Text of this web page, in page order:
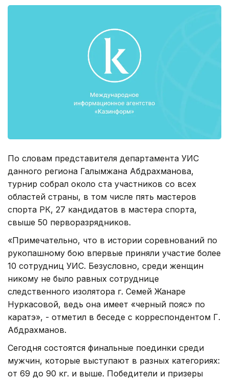
По словам представителя департамента УИС
данного региона Галымжана Абдрахманова,
турнир собрал около ста участников со всех
областей страны, в том числе пять мастеров
спорта РК, 27 кандидатов в мастера спорта,
свыше 50 перворазрядников.
«Примечательно, что в истории соревнований по
рукопашному бою впервые приняли участие более
10 сотрудниц УИС. Безусловно, среди женщин
никому не было равных сотруднице
следственного изолятора г. Семей Жанаре
Нуркасовой, ведь она имеет «черный пояс» по
каратэ», - отметил в беседе с корреспондентом Г.
Абдрахманов.
Сегодня состоятся финальные поединки среди
мужчин, которые выступают в разных категориях:
от 69 до 90 кг. и выше. Победители и призеры